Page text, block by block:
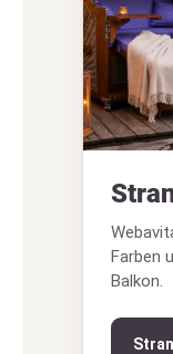
Farben
Balkon.